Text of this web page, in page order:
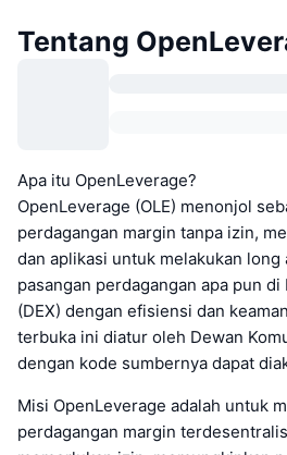
Tentang
Apa itu OpenLeverage?
OpenLeverage (OLE) menonjol
perdagangan margin tanpa izin,
dan aplikasi untuk melakukan long
pasangan perdagangan apa pun
(DEX) dengan efisiensi dan
terbuka ini diatur oleh Dewan
dengan kode sumbernya dapat
Misi OpenLeverage adalah untuk
perdagangan margin